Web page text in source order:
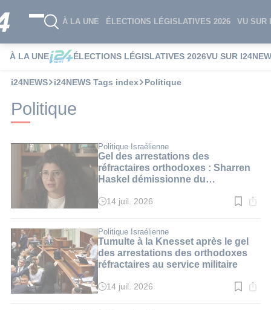
À LA UNE ÉLECTIONS LÉGISLATIVES 2026 VU SUR
À LA UNE ÉLECTIONS LÉGISLATIVES 2026VU SUR
i24NEWS i24NEWS Tags index Politique
Politique
Politique Israélienne
Gel des arrestations des
réfractaires orthodoxes : Sharren
Haskel démissionne du
Temps
:
3
min.
14 juil. 2026
Politique Israélienne
Tumulte à la Knesset après le gel
des arrestations des orthodoxes
réfractaires au service militaire
Temps
14 juil. 2026